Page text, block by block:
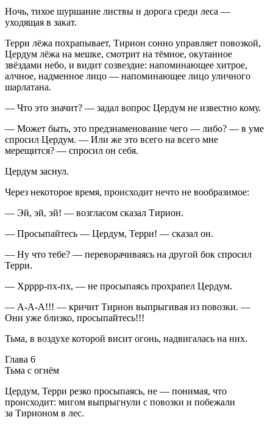
Ночь, тихое шуршание листвы и дорога среди леса —
уходящая в закат.
Терри лёжа похрапывает, Тирион сонно управляет повозкой,
Цердум лёжа на мешке, смотрит на тёмное, окутанное
звёздами небо, и видит созвездие: напоминающее хитрое,
алчное, надменное лицо — напоминающее лицо уличного
шарлатана.
— Что это значит? — задал вопрос Цердум не известно кому.
— Может быть, это предзнаменование чего — либо? — в уме
спросил Цердум. — Или же это всего на всего мне
мерещится? — спросил он себя.
Цердум заснул.
Через некоторое время, происходит нечто не вообразимое:
— Эй, эй, эй! — возгласом сказал Тирион.
— Просыпайтесь — Цердум, Терри! — сказал он.
— Ну что тебе? — переворачиваясь на другой бок спросил
Терри.
— Хрррр-пх-пх, — не просыпаясь прохрапел Цердум.
— А-А-А!!! — кричит Тирион выпрыгивая из повозки. —
Они уже близко, просыпайтесь!!!
Тьма, в воздухе которой висит огонь, надвигалась на них.
Глава 6
Тьма с огнём
Цердум, Терри резко просыпаясь, не — понимая, что
происходит: мигом выпрыгнули с повозки и побежали
за Тирионом в лес.